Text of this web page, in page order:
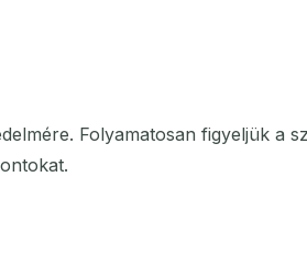
Folyamatosan figyeljük a